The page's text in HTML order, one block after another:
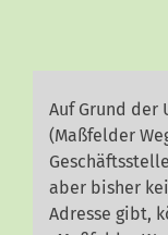
Auf Grund der
(Maßfelder
aber bisher
Adresse gibt,